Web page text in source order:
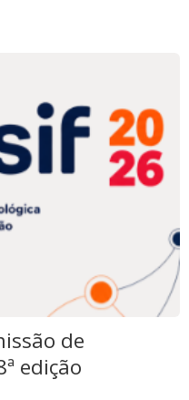
de
edição